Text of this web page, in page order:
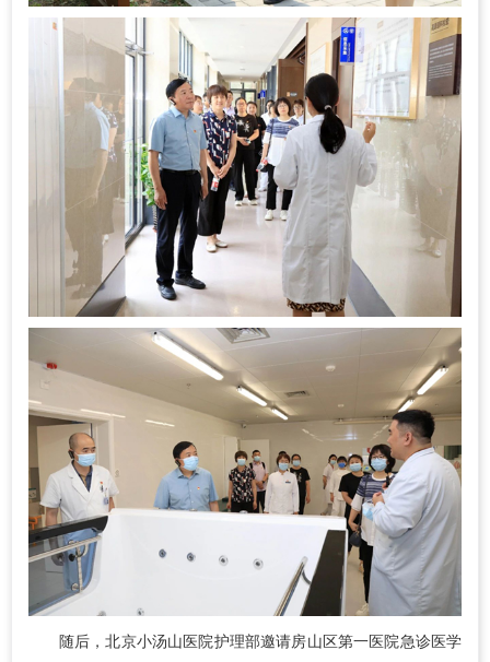
随后，北京小汤山医院护理部邀请房山区第一医院急诊医学